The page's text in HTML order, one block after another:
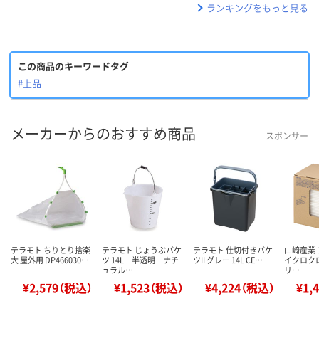
ランキングをもっと見る
この商品のキーワードタグ
#上品
メーカーからのおすすめ商品 スポンサー
テラモト ちりとり捨楽
大 屋外用 DP466030…
¥2,579（税込）
テラモト じょうぶバケ
ツ 14L 半透明 ナチ
ュラル…
¥1,523（税込）
テラモト 仕切付きバケ
ツII グレー 14L CE…
¥4,224（税込）
山崎産業
イクロク
リ…